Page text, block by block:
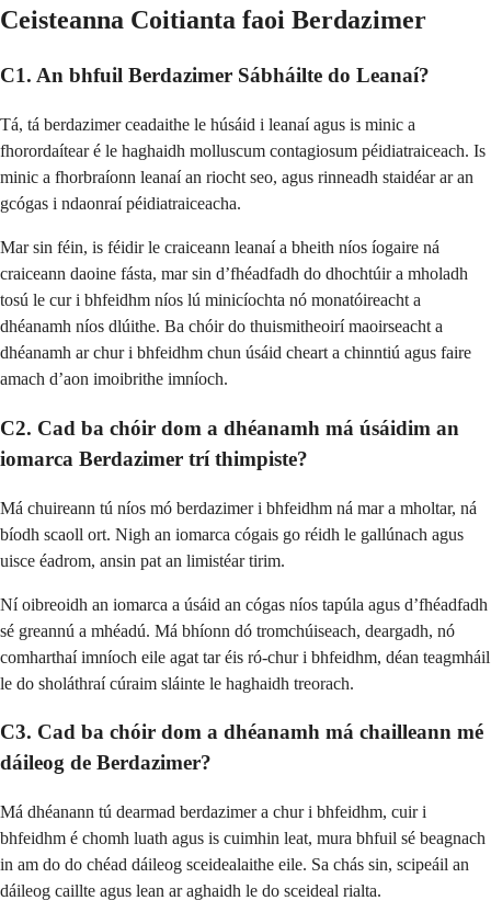
Ceisteanna Coitianta faoi Berdazimer
C1. An bhfuil Berdazimer Sábháilte do Leanaí?
Tá, tá berdazimer ceadaithe le húsáid i leanaí agus is minic a
fhorordaítear é le haghaidh molluscum contagiosum péidiatraiceach. Is
minic a fhorbraíonn leanaí an riocht seo, agus rinneadh staidéar ar an
gcógas i ndaonraí péidiatraiceacha.
Mar sin féin, is féidir le craiceann leanaí a bheith níos íogaire ná
craiceann daoine fásta, mar sin d’fhéadfadh do dhochtúir a mholadh
tosú le cur i bhfeidhm níos lú minicíochta nó monatóireacht a
dhéanamh níos dlúithe. Ba chóir do thuismitheoirí maoirseacht a
dhéanamh ar chur i bhfeidhm chun úsáid cheart a chinntiú agus faire
amach d’aon imoibrithe imníoch.
C2. Cad ba chóir dom a dhéanamh má úsáidim an
iomarca Berdazimer trí thimpiste?
Má chuireann tú níos mó berdazimer i bhfeidhm ná mar a mholtar, ná
bíodh scaoll ort. Nigh an iomarca cógais go réidh le gallúnach agus
uisce éadrom, ansin pat an limistéar tirim.
Ní oibreoidh an iomarca a úsáid an cógas níos tapúla agus d’fhéadfadh
sé greannú a mhéadú. Má bhíonn dó tromchúiseach, deargadh, nó
comharthaí imníoch eile agat tar éis ró-chur i bhfeidhm, déan teagmháil
le do sholáthraí cúraim sláinte le haghaidh treorach.
C3. Cad ba chóir dom a dhéanamh má chailleann mé
dáileog de Berdazimer?
Má dhéanann tú dearmad berdazimer a chur i bhfeidhm, cuir i
bhfeidhm é chomh luath agus is cuimhin leat, mura bhfuil sé beagnach
in am do do chéad dáileog sceidealaithe eile. Sa chás sin, scipeáil an
dáileog caillte agus lean ar aghaidh le do sceideal rialta.